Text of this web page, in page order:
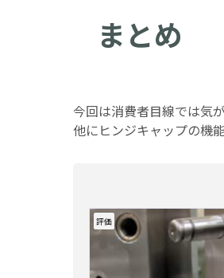
まとめ
今回は消費者目線では気
他にヒンジキャップの機
生産技術